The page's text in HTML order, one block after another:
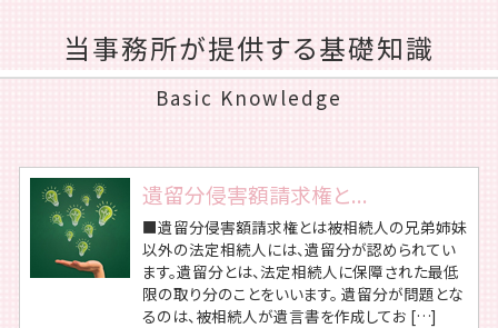
当事務所が提供する基礎知識
Basic Knowledge
遺留分侵害額請求権と...
■遺留分侵害額請求権とは被相続人の兄弟姉妹
以外の法定相続人には、遺留分が認められてい
ます。遺留分とは、法定相続人に保障された最低
限の取り分のことをいいます。 遺留分が問題とな
るのは、被相続人が遺言書を作成してお […]